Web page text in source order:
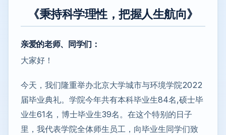
《秉持科学理性，把握人生航向》
亲爱的老师、同学们：
大家好！
今天，我们隆重举办北京大学城市与环境学院2022
届毕业典礼。学院今年共有本科毕业生84名,硕士毕
业生61名，博士毕业生39名。在这个特别的日子
里，我代表学院全体师生员工，向毕业生同学们致